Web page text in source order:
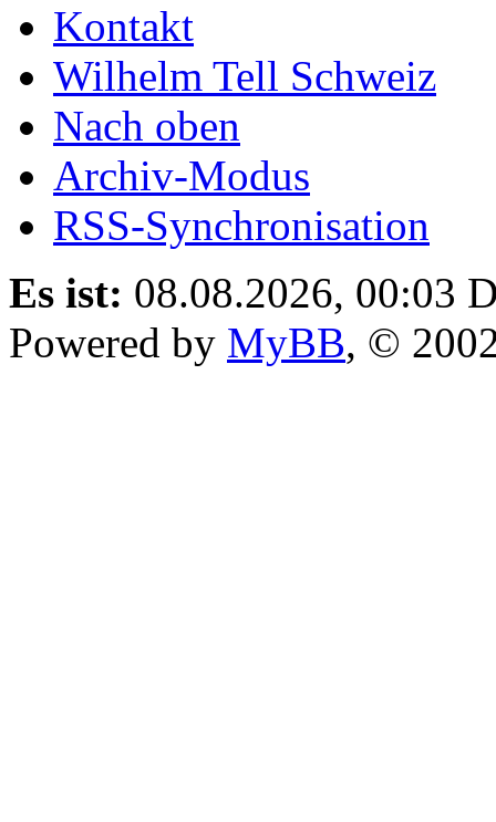
Kontakt
Wilhelm Tell Schweiz
Nach oben
Archiv-Modus
RSS-Synchronisation
Es ist: 08.08.2026, 00:03
Powered by MyBB, ©